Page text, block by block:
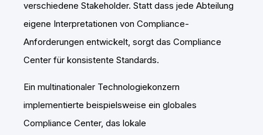
verschiedene Stakeholder. Statt dass jede Abteilung
eigene Interpretationen von Compliance-
Anforderungen entwickelt, sorgt das Compliance
Center für konsistente Standards.
Ein multinationaler Technologiekonzern
implementierte beispielsweise ein globales
Compliance Center, das lokale